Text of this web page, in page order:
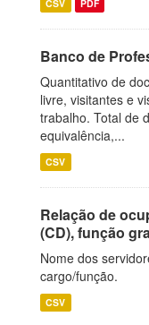
CSV PDF
Banco de
Quantitativo de
livre, visitantes e
trabalho. Total de
equivalência,...
CSV
Relação de
(CD), função
Nome dos
cargo/função.
CSV